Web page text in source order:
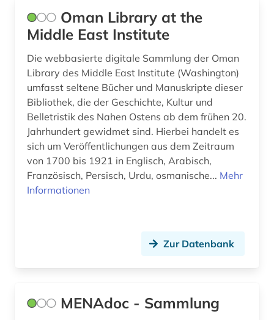
Oman Library at the
Middle East Institute
Die webbasierte digitale Sammlung der Oman
Library des Middle East Institute (Washington)
umfasst seltene Bücher und Manuskripte dieser
Bibliothek, die der Geschichte, Kultur und
Belletristik des Nahen Ostens ab dem frühen 20.
Jahrhundert gewidmet sind. Hierbei handelt es
sich um Veröffentlichungen aus dem Zeitraum
von 1700 bis 1921 in Englisch, Arabisch,
Französisch, Persisch, Urdu, osmanische... Mehr
Informationen
Zur Datenbank
MENAdoc - Sammlung